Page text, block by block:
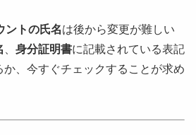
ントの氏名は後から変更が難しい
身分証明書に記載されている表記
か、今すぐチェックすることが求め